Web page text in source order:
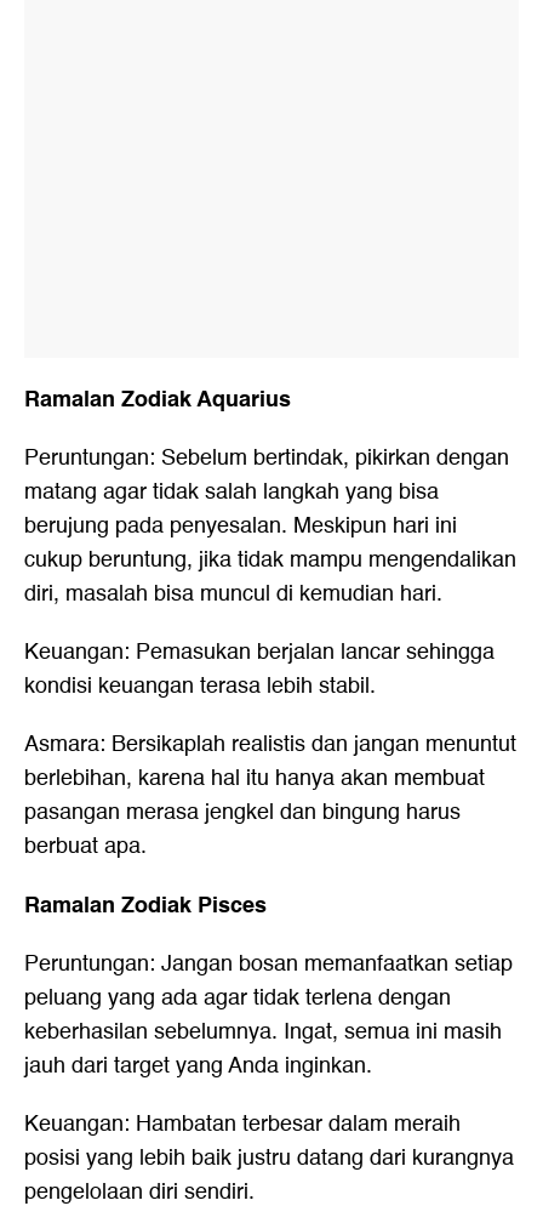
Ramalan Zodiak Aquarius
Peruntungan: Sebelum bertindak, pikirkan dengan
matang agar tidak salah langkah yang bisa
berujung pada penyesalan. Meskipun hari ini
cukup beruntung, jika tidak mampu mengendalikan
diri, masalah bisa muncul di kemudian hari.
Keuangan: Pemasukan berjalan lancar sehingga
kondisi keuangan terasa lebih stabil.
Asmara: Bersikaplah realistis dan jangan menuntut
berlebihan, karena hal itu hanya akan membuat
pasangan merasa jengkel dan bingung harus
berbuat apa.
Ramalan Zodiak Pisces
Peruntungan: Jangan bosan memanfaatkan setiap
peluang yang ada agar tidak terlena dengan
keberhasilan sebelumnya. Ingat, semua ini masih
jauh dari target yang Anda inginkan.
Keuangan: Hambatan terbesar dalam meraih
posisi yang lebih baik justru datang dari kurangnya
pengelolaan diri sendiri.